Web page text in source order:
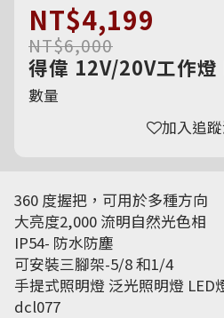
NT$4,199
NT$6,000
得偉 12V/20V工作
數量
加入追
360 度握把，可用於多種方向
大亮度2,000 流明自然光色相
IP54- 防水防塵
可安裝三腳架-5/8 和1/4
手提式照明燈 泛光照明燈 LED
dcl077